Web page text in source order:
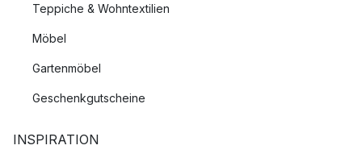
Teppiche & Wohntextilien
Möbel
Gartenmöbel
Geschenkgutscheine
INSPIRATION